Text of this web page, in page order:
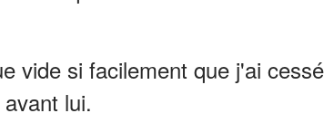
vide si facilement que j'ai cessé
lui.